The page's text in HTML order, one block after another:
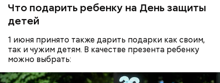
Что подарить ребенку на День защиты
детей
1 июня принято также дарить подарки как своим,
так и чужим детям. В качестве презента ребенку
можно выбрать:
Ранние плоды, по словам врача, лучше не есть: